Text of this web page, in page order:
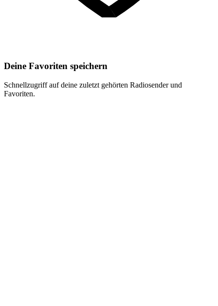
Deine Favoriten speichern
Schnellzugriff auf deine zuletzt gehörten Radiosender und
Favoriten.